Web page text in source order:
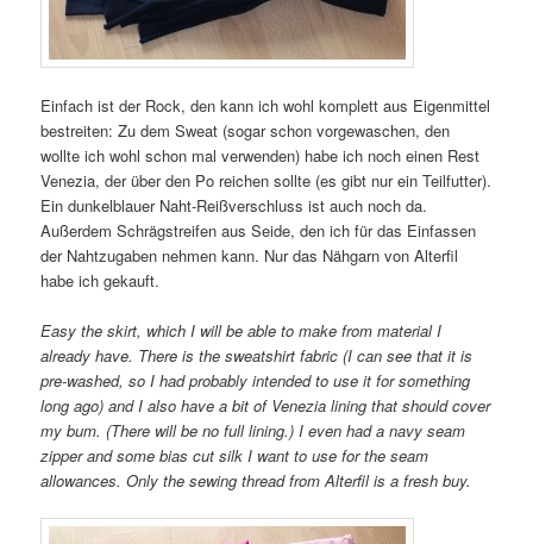
Einfach ist der Rock, den kann ich wohl komplett aus Eigenmittel
bestreiten: Zu dem Sweat (sogar schon vorgewaschen, den
wollte ich wohl schon mal verwenden) habe ich noch einen Rest
Venezia, der über den Po reichen sollte (es gibt nur ein Teilfutter).
Ein dunkelblauer Naht-Reißverschluss ist auch noch da.
Außerdem Schrägstreifen aus Seide, den ich für das Einfassen
der Nahtzugaben nehmen kann. Nur das Nähgarn von Alterfil
habe ich gekauft.
Easy the skirt, which I will be able to make from material I
already have. There is the sweatshirt fabric (I can see that it is
pre-washed, so I had probably intended to use it for something
long ago) and I also have a bit of Venezia lining that should cover
my bum. (There will be no full lining.) I even had a navy seam
zipper and some bias cut silk I want to use for the seam
allowances. Only the sewing thread from Alterfil is a fresh buy.